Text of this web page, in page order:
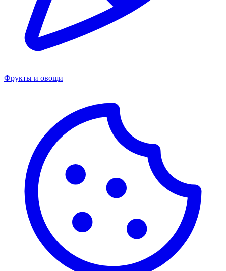
Фрукты и овощи